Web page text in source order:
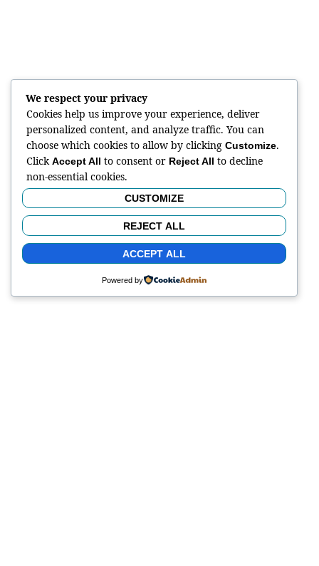
We respect your privacy
Cookies help us improve your experience, deliver
personalized content, and analyze traffic. You can
choose which cookies to allow by clicking Customize.
Click Accept All to consent or Reject All to decline
non-essential cookies.
CUSTOMIZE
REJECT ALL
ACCEPT ALL
Powered by